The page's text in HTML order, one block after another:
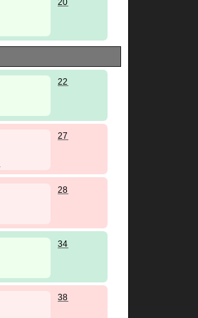
20
22
27
28
34
38